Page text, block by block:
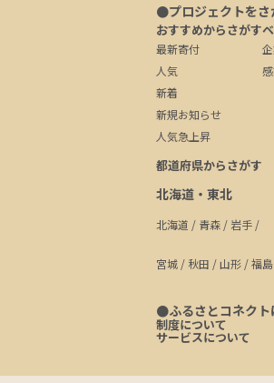
●プロジェクトをさ
おすすめからさがす
最新寄付
人気
新着
新規お知らせ
人気急上昇
都道府県からさがす
北海道・東北
北海道 / 青森 / 岩手 /
宮城 / 秋田 /山形 /福島
●ふるさとコネクト
制度について
サービスについて